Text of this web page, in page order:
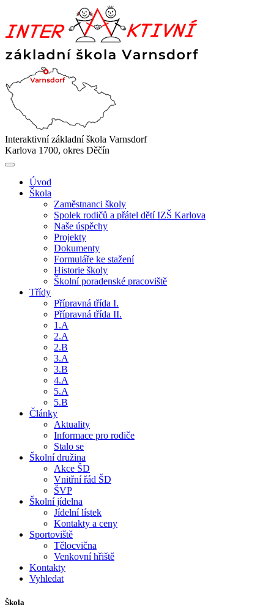
Interaktivní základní škola Varnsdorf
Karlova 1700, okres Děčín
Úvod
Škola
Zaměstnanci školy
Spolek rodičů a přátel dětí IZŠ Karlova
Naše úspěchy
Projekty
Dokumenty
Formuláře ke stažení
Historie školy
Školní poradenské pracoviště
Třídy
Přípravná třída I.
Přípravná třída II.
1.A
2.A
2.B
3.A
3.B
4.A
5.A
5.B
Články
Aktuality
Informace pro rodiče
Stalo se
Školní družina
Akce ŠD
Vnitřní řád ŠD
ŠVP
Školní jídelna
Jídelní lístek
Kontakty a ceny
Sportoviště
Tělocvična
Venkovní hřiště
Kontakty
Vyhledat
Škola